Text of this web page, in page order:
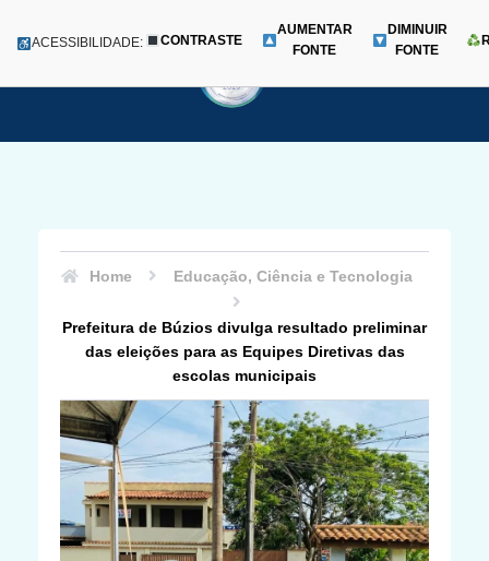
para
Menu
ACESSIBILIDADE: CONTRASTE
AUMENTAR
FONTE
DIMINUIR
FONTE
Home Educação, Ciência e Tecnologia
Prefeitura de Búzios divulga resultado preliminar
das eleições para as Equipes Diretivas das
escolas municipais